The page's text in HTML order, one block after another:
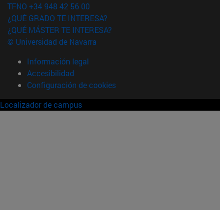
TFNO +34 948 42 56 00
¿QUÉ GRADO TE INTERESA?
¿QUÉ MÁSTER TE INTERESA?
© Universidad de Navarra
Información legal
Accesibilidad
Configuración de cookies
Localizador de campus